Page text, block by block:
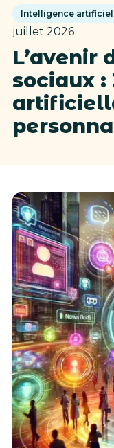
Intelligence
juillet 2026
L’avenir
sociaux